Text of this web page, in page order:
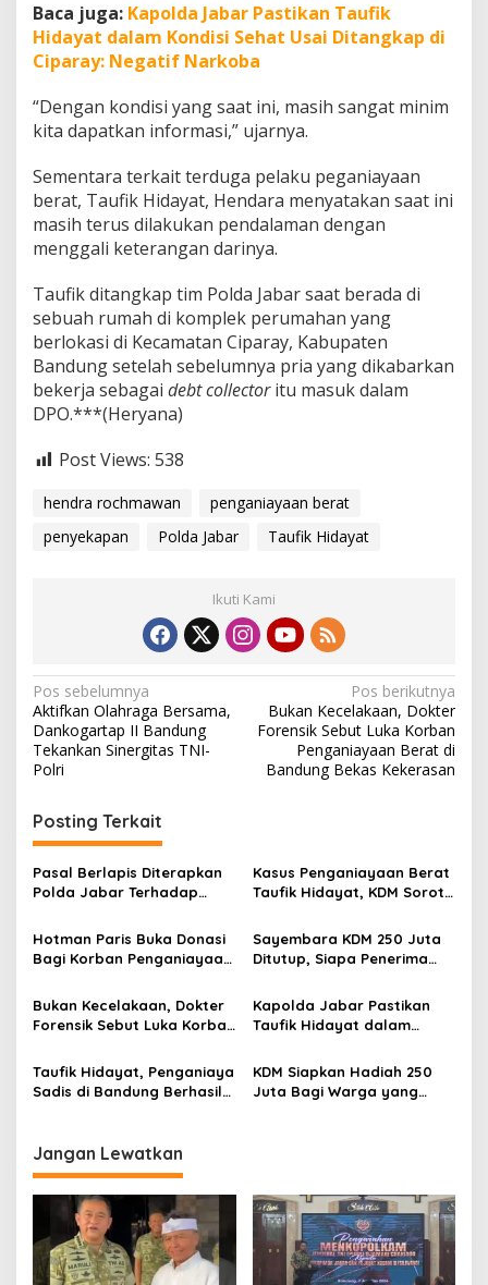
s
i
h
n
a
Baca juga: Kapolda Jabar Pastikan Taufik
Hidayat dalam Kondisi Sehat Usai Ditangkap di
Ciparay: Negatif Narkoba
“Dengan kondisi yang saat ini, masih sangat minim
kita dapatkan informasi,” ujarnya.
Sementara terkait terduga pelaku peganiayaan
berat, Taufik Hidayat, Hendara menyatakan saat ini
masih terus dilakukan pendalaman dengan
menggali keterangan darinya.
Taufik ditangkap tim Polda Jabar saat berada di
sebuah rumah di komplek perumahan yang
berlokasi di Kecamatan Ciparay, Kabupaten
Bandung setelah sebelumnya pria yang dikabarkan
bekerja sebagai debt collectoritu masuk dalam
DPO.***(Heryana)
Post Views: 538
hendra rochmawan
penganiayaan berat
penyekapan
Polda Jabar Taufik Hidayat
Ikuti Kami
N
a
v
g
a
s
p
o
s
Pos sebelumnya
Aktifkan Olahraga Bersama,
Dankogartap II Bandung
Tekankan Sinergitas TNI-
Polri
Pos berikutnya
Bukan Kecelakaan, Dokter
Forensik Sebut Luka Korban
Penganiayaan Berat di
Bandung Bekas Kekerasan
Posting Terkait
Pasal Berlapis Diterapkan
Polda Jabar Terhadap
Hidayat
Kasus Penganiayaan Berat
Taufik Hidayat, KDM Soroti
Pemerintahan Tingkat
Bawah
Hotman Paris Buka Donasi
Bagi Korban Penganiayaan
Juta Berhasil Terkumpul
Sayembara KDM 250 Juta
Ditutup, Siapa Penerima
Bukan Kecelakaan, Dokter
Forensik Sebut Luka Korban
Bandung Bekas Kekerasan
Kapolda Jabar Pastikan
Taufik Hidayat dalam
Ditangkap di Ciparay:
Negatif Narkoba
Taufik Hidayat, Penganiaya
Sadis di Bandung Berhasil
KDM Siapkan Hadiah 250
Juta Bagi Warga yang
Jangan Lewatkan